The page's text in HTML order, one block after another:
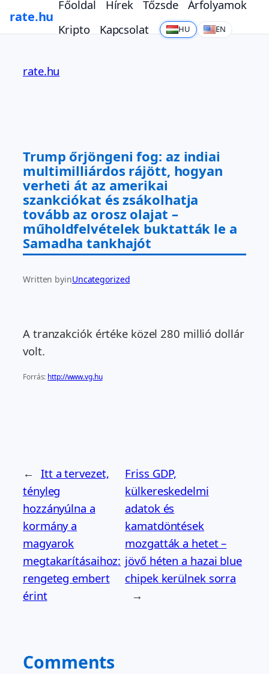
rate.hu
Főoldal Hírek Tőzsde
Árfolyamok
Kripto
Kapcsolat HU EN
tartalomhoz
rate.hu
Trump őrjöngeni fog: az indiai
multimilliárdos rájött, hogyan
verheti át az amerikai
szankciókat és zsákolhatja
tovább az orosz olajat –
műholdfelvételek buktatták le a
Samadha tankhajót
Written byinUncategorized
A tranzakciók értéke közel 280 millió dollár
volt.
Forrás: http://www.vg.hu
← Itt a tervezet,
tényleg
hozzányúlna a
kormány a
magyarok
megtakarításaihoz:
rengeteg embert
érint
Friss GDP,
külkereskedelmi
adatok és
kamatdöntések
mozgatták a hetet –
jövő héten a hazai blue
chipek kerülnek sorra
→
Comments